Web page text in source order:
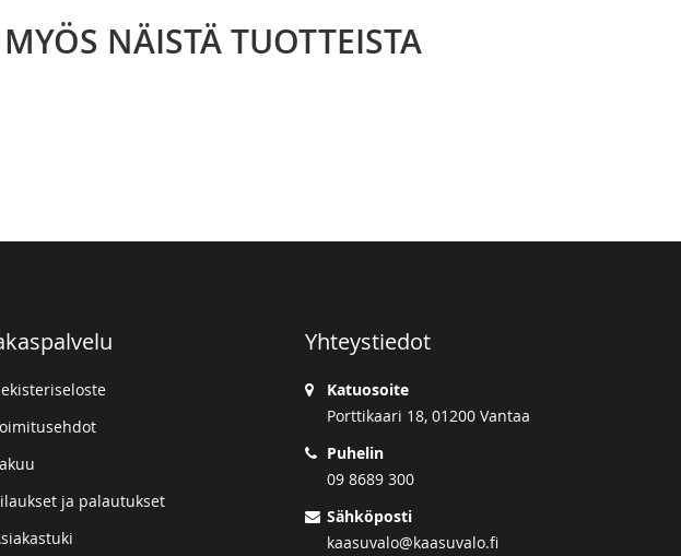
NÄISTÄ TUOTTEISTA
ja palautukset
Yhteystiedot
Katuosoite
Porttikaari 18, 01200 Vantaa
Puhelin
09 8689 300
Sähköposti
kaasuvalo@kaasuvalo.fi